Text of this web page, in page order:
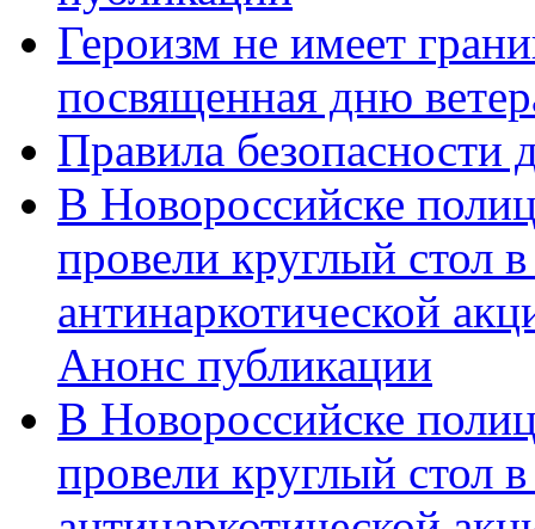
Героизм не имеет
посвященная дню
Правила безопасности
В Новороссийске
провели круглый стол
антинаркотической
Анонс публикации
В Новороссийске
провели круглый стол